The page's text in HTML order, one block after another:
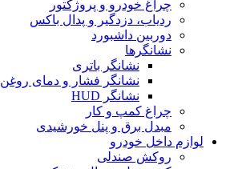
چراغ خودرو و پروژکتور
ردیاب، دزدگیر و پدال باکس
دوربین داشبورد
نشانگرها
نشانگر باتری
نشانگر فشار و دمای روغن
نشانگر HUD
چراغ کمپ و کار
مبدل برق و پنل خورشیدی
لوازم داخل خودرو
روکش صندلی